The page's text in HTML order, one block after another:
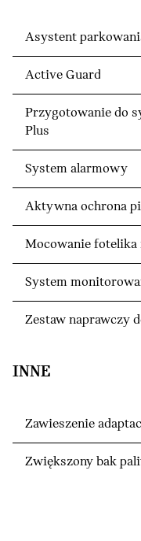
Asystent
Active Guard
Przygotowanie do
Plus
System alarmowy
Aktywna ochrona
Mocowanie fotelika
System
Zestaw naprawczy
INNE
Zawieszenie
Zwiększony bak